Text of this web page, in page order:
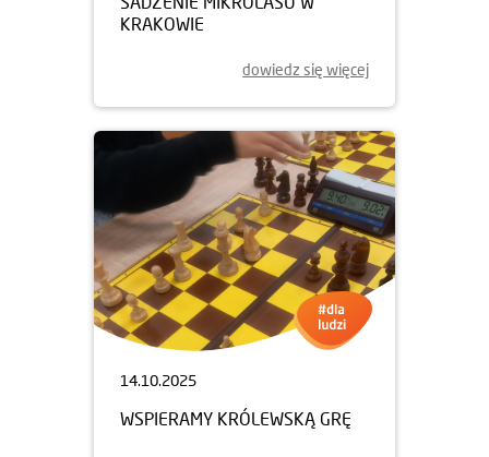
KRAKOWIE
dowiedz się więcej
14.10.2025
WSPIERAMY KRÓLEWSKĄ GRĘ